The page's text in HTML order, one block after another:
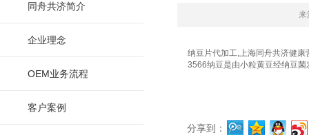
同舟共济简介
企业理念
OEM业务流程
客户案例
来
纳豆片代加工,上海同舟共济健
3566纳豆是由小粒黄豆经纳豆
分享到：